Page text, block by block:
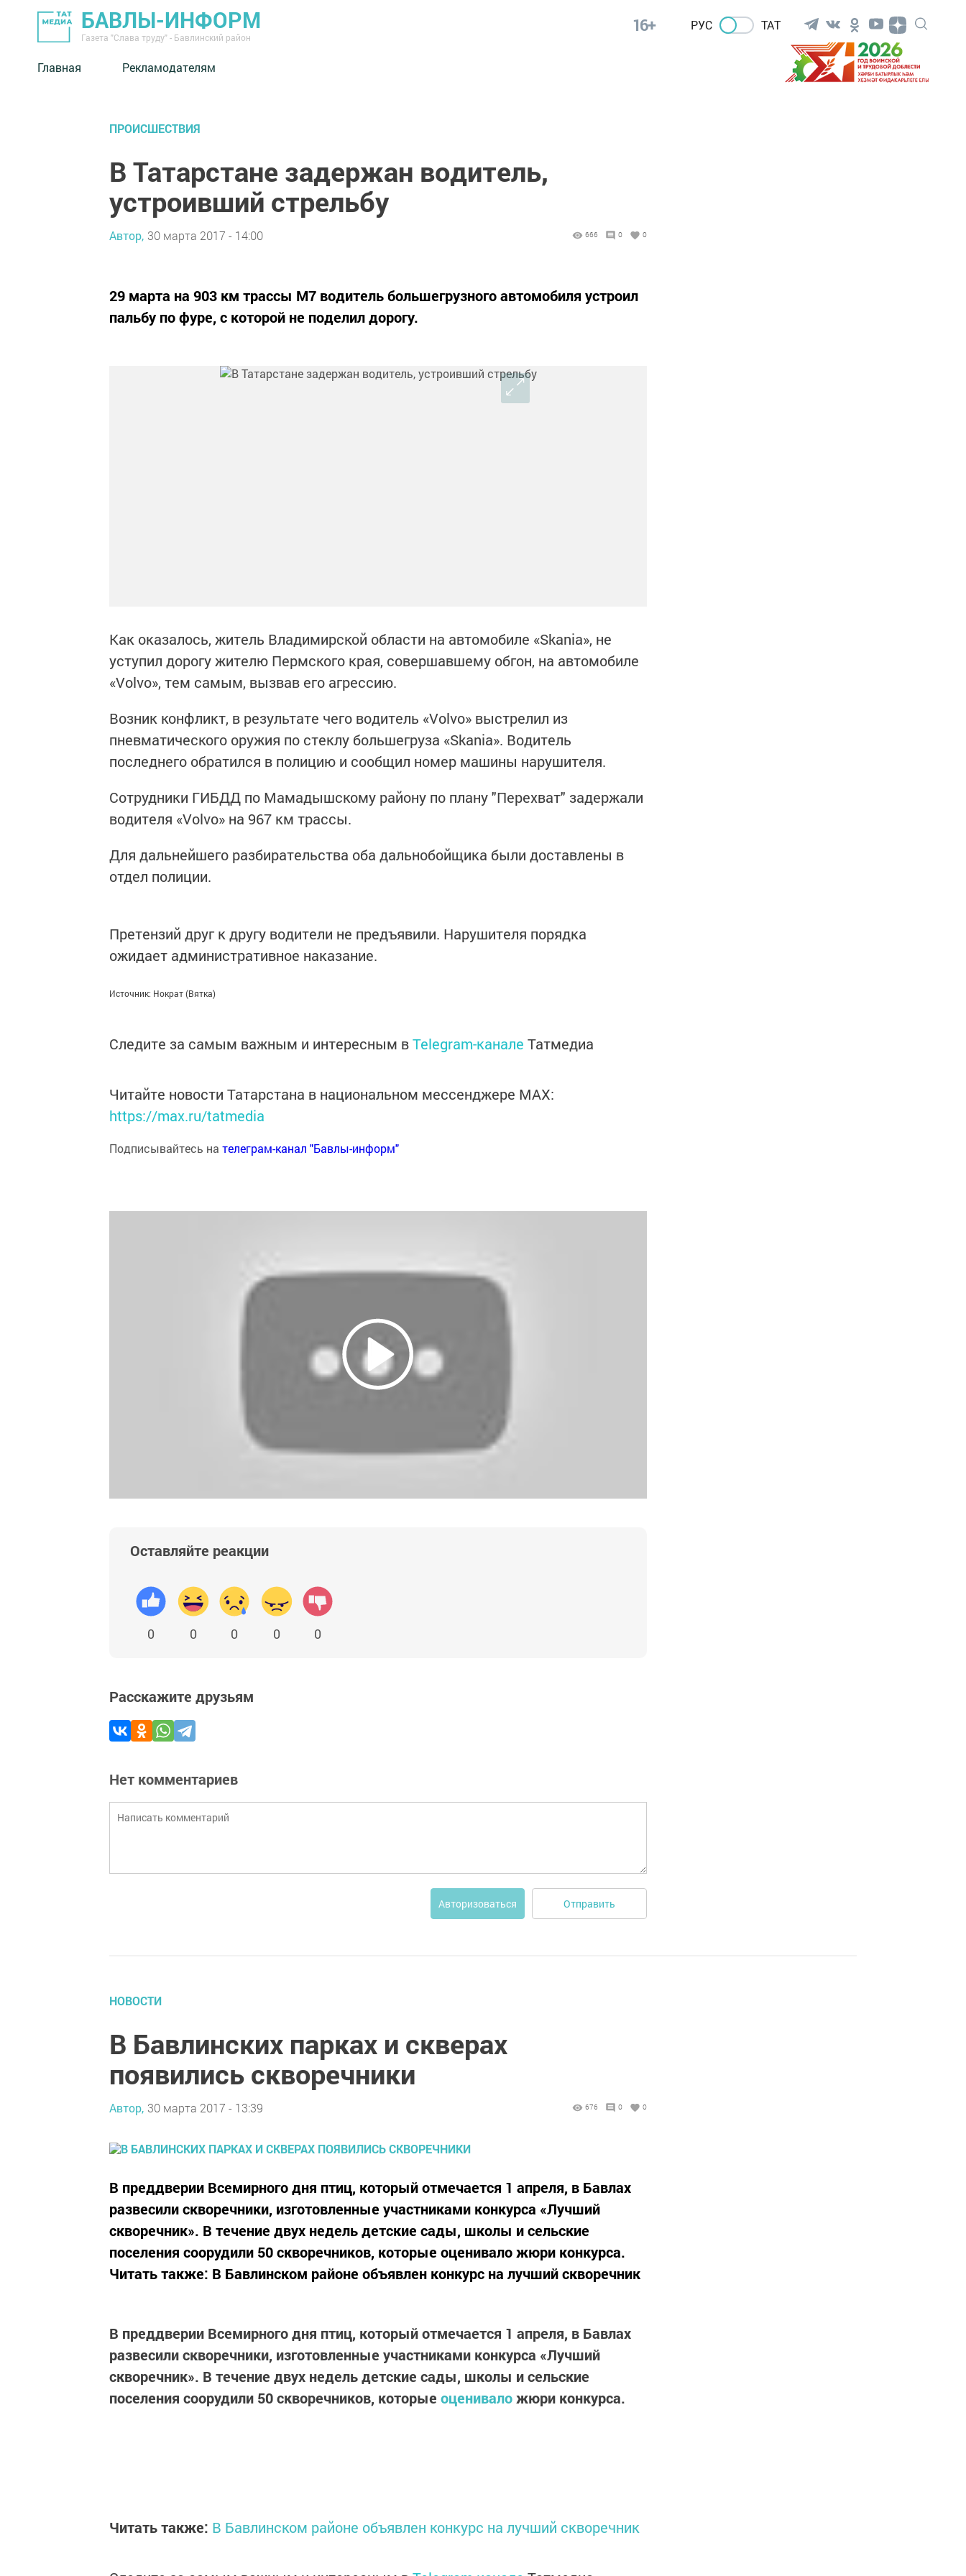
БАВЛЫ-ИНФОРМ
Газета "Слава труду" - Бавлинский район
16+ РУС ТАТ
Главная Рекламодателям
ПРОИСШЕСТВИЯ
В Татарстане задержан водитель,
устроивший стрельбу
Автор, 30 марта 2017 - 14:00 666 0 0
29 марта на 903 км трассы М7 водитель большегрузного автомобиля устроил
пальбу по фуре, с которой не поделил дорогу.
Как оказалось, житель Владимирской области на автомобиле «Skania», не
уступил дорогу жителю Пермского края, совершавшему обгон, на автомобиле
«Volvo», тем самым, вызвав его агрессию.
Возник конфликт, в результате чего водитель «Volvo» выстрелил из
пневматического оружия по стеклу большегруза «Skania». Водитель
последнего обратился в полицию и сообщил номер машины нарушителя.
Сотрудники ГИБДД по Мамадышскому району по плану "Перехват" задержали
водителя «Volvo» на 967 км трассы.
Для дальнейшего разбирательства оба дальнобойщика были доставлены в
отдел полиции.
Претензий друг к другу водители не предъявили. Нарушителя порядка
ожидает административное наказание.
Источник: Нократ (Вятка)
Следите за самым важным и интересным вTelegram-канале Татмедиа
Читайте новости Татарстана в национальном мессенджере MАХ:
https://max.ru/tatmedia
Подписывайтесь на телеграм-канал "Бавлы-информ"
Оставляйте реакции
0 0 0 0 0
Расскажите друзьям
Нет комментариев
Авторизоваться Отправить
НОВОСТИ
В Бавлинских парках и скверах
появились скворечники
Автор, 30 марта 2017 - 13:39 676 0 0
В преддверии Всемирного дня птиц, который отмечается 1 апреля, в Бавлах
развесили скворечники, изготовленные участниками конкурса «Лучший
скворечник». В течение двух недель детские сады, школы и сельские
поселения соорудили 50 скворечников, которые оценивало жюри конкурса.
Читать также: В Бавлинском районе объявлен конкурс на лучший скворечник
В преддверии Всемирного дня птиц, который отмечается 1 апреля, в Бавлах
развесили скворечники, изготовленные участниками конкурса «Лучший
скворечник». В течение двух недель детские сады, школы и сельские
поселения соорудили 50 скворечников, которые оцениваложюри конкурса.
Читать также: В Бавлинском районе объявлен конкурс на лучший скворечник